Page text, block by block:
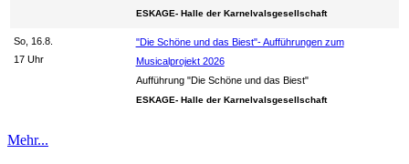
ESKAGE- Halle der Karnelvalsgesellschaft
So, 16.8.
17 Uhr
"Die Schöne und das Biest"- Aufführungen zum
Musicalprojekt 2026
Aufführung "Die Schöne und das Biest"
ESKAGE- Halle der Karnelvalsgesellschaft
Mehr...